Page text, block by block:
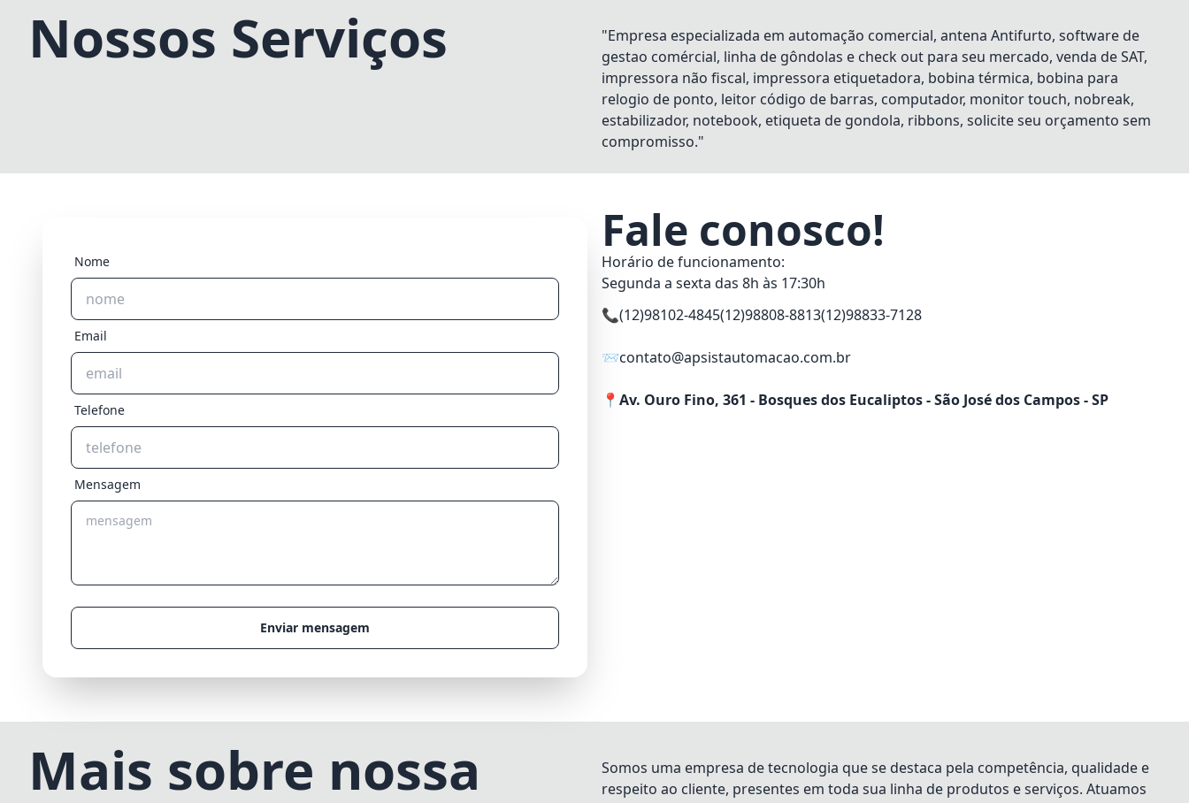
Nossos Serviços
"Empresa especializada em automação comercial, antena Antifurto, software de
gestao comércial, linha de gôndolas e check out para seu mercado, venda de SAT,
impressora não fiscal, impressora etiquetadora, bobina térmica, bobina para
relogio de ponto, leitor código de barras, computador, monitor touch, nobreak,
estabilizador, notebook, etiqueta de gondola, ribbons, solicite seu orçamento sem
compromisso."
Fale conosco!
Horário de funcionamento:
Segunda a sexta das 8h às 17:30h
📞(12)98102-4845(12)98808-8813(12)98833-7128
📨contato@apsistautomacao.com.br
📍 Av. Ouro Fino, 361 - Bosques dos Eucaliptos - São José dos Campos - SP
Nome
Email
Telefone
Mensagem
Enviar mensagem
Mais sobre nossa
Somos uma empresa de tecnologia que se destaca pela competência, qualidade e
respeito ao cliente, presentes em toda sua linha de produtos e serviços. Atuamos